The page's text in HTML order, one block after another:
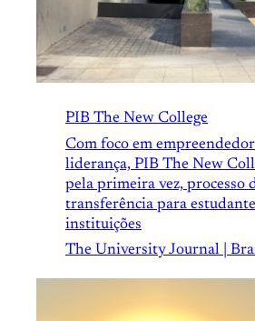
PIB The New College
Com foco em
liderança, PIB The New
pela primeira vez, processo
transferência para
instituições
The University Journal |